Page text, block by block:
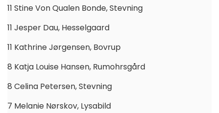
11 Stine Von Qualen Bonde, Stevning
11 Jesper Dau, Hesselgaard
11 Kathrine Jørgensen, Bovrup
8 Katja Louise Hansen, Rumohrsgård
8 Celina Petersen, Stevning
7 Melanie Nørskov, Lysabild